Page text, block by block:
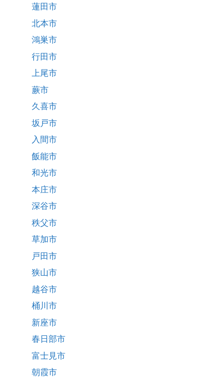
蓮田市
北本市
鴻巣市
行田市
上尾市
蕨市
久喜市
坂戸市
入間市
飯能市
和光市
本庄市
深谷市
秩父市
草加市
戸田市
狭山市
越谷市
桶川市
新座市
春日部市
富士見市
朝霞市